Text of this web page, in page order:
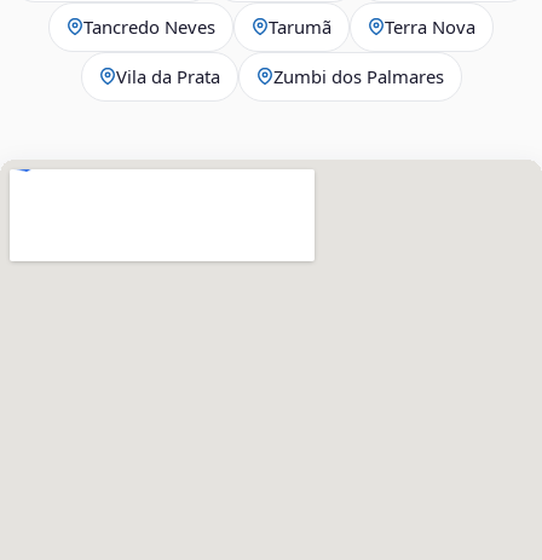
Tancredo Neves Tarumã Terra Nova
Vila da Prata Zumbi dos Palmares